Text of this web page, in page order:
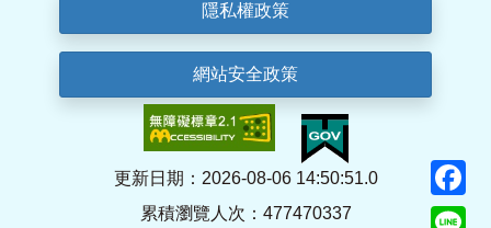
隱私權政策
網站安全政策
更新日期：2026-08-06 14:50:51.0
累積瀏覽人次：477470337